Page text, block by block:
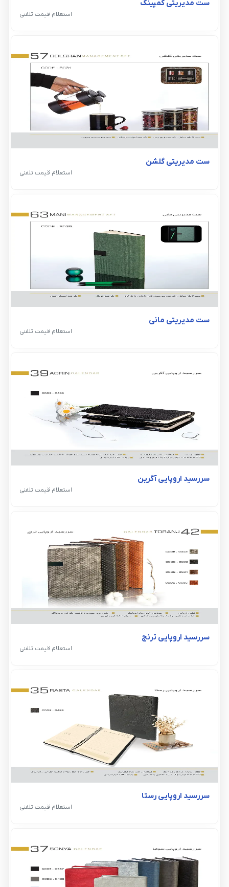
ست مدیریتی کمپینگ
استعلام قیمت تلفنی
ست مدیریتی گلشن
استعلام قیمت تلفنی
ست مدیریتی مانی
استعلام قیمت تلفنی
سررسید اروپایی آگرین
استعلام قیمت تلفنی
سررسید اروپایی ترنج
استعلام قیمت تلفنی
سررسید اروپایی رستا
استعلام قیمت تلفنی